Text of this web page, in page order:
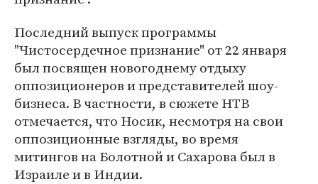
Последний выпуск программы
"Чистосердечное признание" от 22 января
был посвящен новогоднему отдыху
оппозиционеров и представителей шоу-
бизнеса. В частности, в сюжете НТВ
отмечается, что Носик, несмотря на свои
оппозиционные взгляды, во время
митингов на Болотной и Сахарова был в
Израиле и в Индии.